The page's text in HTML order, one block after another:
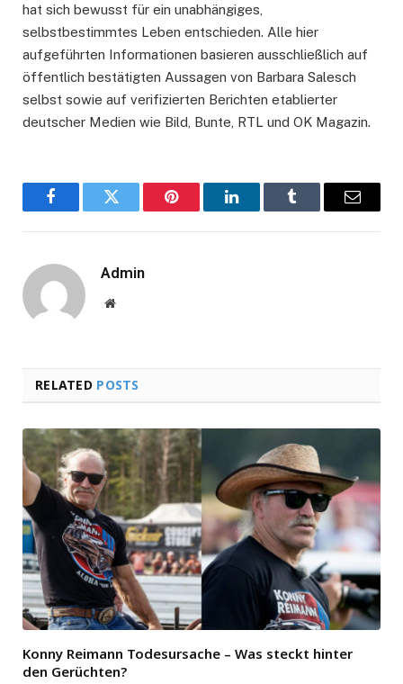
hat sich bewusst für ein unabhängiges,
selbstbestimmtes Leben entschieden. Alle hier
aufgeführten Informationen basieren ausschließlich auf
öffentlich bestätigten Aussagen von Barbara Salesch
selbst sowie auf verifizierten Berichten etablierter
deutscher Medien wie Bild, Bunte, RTL und OK Magazin.
FacebookTwitter Pinterest LinkedInTumblr Email
Admin
Website
RELATED POSTS
Konny Reimann Todesursache – Was steckt hinter
den Gerüchten?